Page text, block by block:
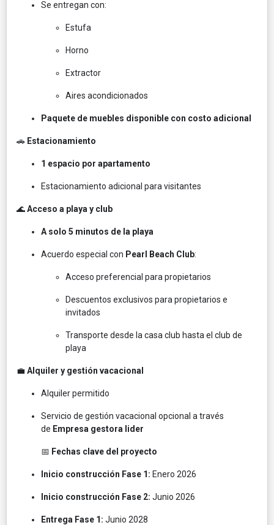
Se entregan con:
Estufa
Horno
Extractor
Aires acondicionados
Paquete de muebles disponible con costo adicional
🚗 Estacionamiento
1 espacio por apartamento
Estacionamiento adicional para visitantes
🌊Acceso a playa y club
A solo 5 minutos de la playa
Acuerdo especial con Pearl Beach Club:
Acceso preferencial para propietarios
Descuentos exclusivos para propietarios e
invitados
Transporte desde la casa club hasta el club de
playa
💼Alquiler y gestión vacacional
Alquiler permitido
Servicio de gestión vacacional opcional a través
de Empresa gestora lider
📅 Fechas clave del proyecto
Inicio construcción Fase 1: Enero 2026
Inicio construcción Fase 2: Junio 2026
Entrega Fase 1: Junio 2028